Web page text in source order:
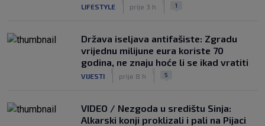
LIFESTYLE prije 3 h 1
Država iseljava antifašiste: Zgradu
vrijednu milijune eura koriste 70
godina, ne znaju hoće li se ikad vratiti
VIJESTI prije 8 h 5
VIDEO / Nezgoda u središtu Sinja:
Alkarski konji proklizali i pali na Pijaci